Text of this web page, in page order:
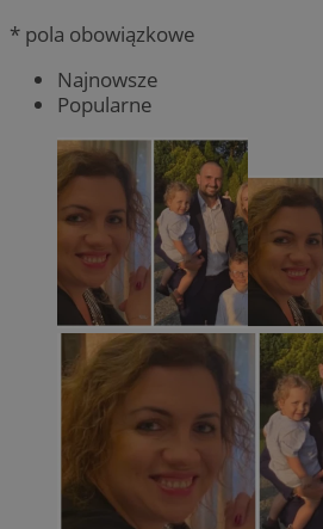
* pola obowiązkowe
Najnowsze
Popularne